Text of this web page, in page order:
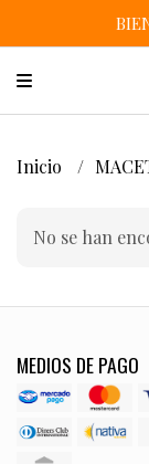
Inicio
No se han
MEDIOS DE PAGO